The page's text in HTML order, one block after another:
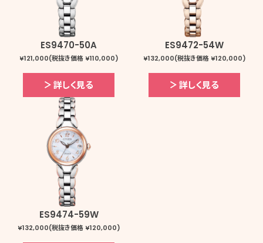
ES9470-50A
¥121,000(税抜き価格 ¥110,000)
詳しく見る
ES9472-54W
¥132,000(税抜き価格 ¥120,000)
詳しく見る
ES9474-59W
¥132,000(税抜き価格 ¥120,000)